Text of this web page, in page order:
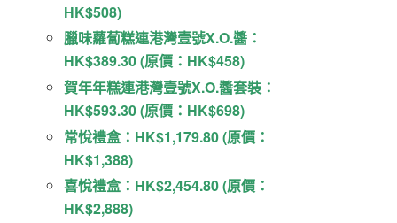
HK$508)
臘味蘿蔔糕連港灣壹號X.O.醬：
HK$389.30 (原價：HK$458)
賀年年糕連港灣壹號X.O.醬套裝：
HK$593.30 (原價：HK$698)
常悅禮盒：HK$1,179.80 (原價：
HK$1,388)
喜悅禮盒：HK$2,454.80 (原價：
HK$2,888)